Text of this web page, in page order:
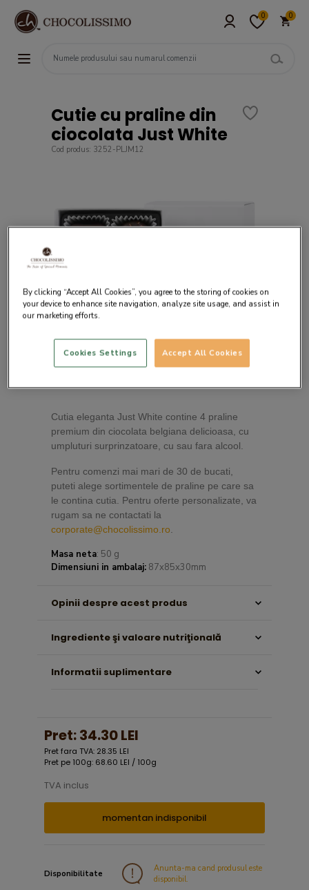
0 0
Cutie cu praline din
ciocolata Just White
Cod produs: 3252-PLJM12
Cutia eleganta Just White contine 4 praline
premium din ciocolata belgiana delicioasa, cu
umpluturi surprinzatoare, cu sau fara alcool.
Pentru comenzi mai mari de 30 de bucati,
puteti alege sortimentele de praline pe care sa
le contina cutia. Pentru oferte personalizate, va
rugam sa ne contactati la
corporate@chocolissimo.ro
Masa neta: 50 g
Dimensiuni in ambalaj: 87x85x30mm
Opinii despre acest produs
Ingrediente şi valoare nutriţională
Informatii suplimentare
Pret:34.30 LEI
Pret fara TVA: 28.35 LEI
Pret pe 100g: 68.60 LEI / 100g
TVA inclus
momentan indisponibil
Disponibilitate
Anunta-ma cand produsul este
disponibil.
By clicking “Accept All Cookies”, you agree to the storing of cookies on
your device to enhance site navigation, analyze site usage, and assist in
our marketing efforts.
Accept All Cookies
Cookies Settings